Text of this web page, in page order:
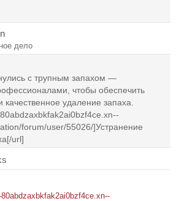
дело
с трупным запахом —
чтобы обеспечить
качественное удаление запаха.
forum/user/55026/]Устранение
url]